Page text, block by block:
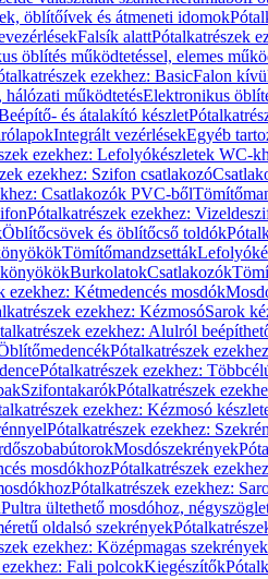
öblítőívek és átmeneti idomok
Falsík alattPótalkatrészek
öblítés működtetéssel, elemes
ezekhez: BasicFalon
hálózati működtetésElektronikus
és átalakító készlet
Integrált vezérlésekEgyéb
ezekhez: Lefolyókészletek WC-
ezekhez: Szifon csatlakozó
Csatlakozók PVC-ből
Pótalkatrészek ezekhez:
Öblítőcsövek és öblítőcső toldók
Tömítőmandzsetták
BurkolatokCsatlakozók
ezekhez: Kétmedencés mosdók
ezekhez: KézmosóSarok
ezekhez: Alulról
Pótalkatrészek
Pótalkatrészek ezekhez:
SzifontakarókPótalkatrészek
ezekhez: Kézmosó
Pótalkatrészek ezekhez:
Mosdószekrények
mosdókhozPótalkatrészek
Pótalkatrészek ezekhez:
Pultra ültethető mosdóhoz,
oldalsó szekrények
ezekhez: Középmagas szekrények
Fali polcokKiegészítők